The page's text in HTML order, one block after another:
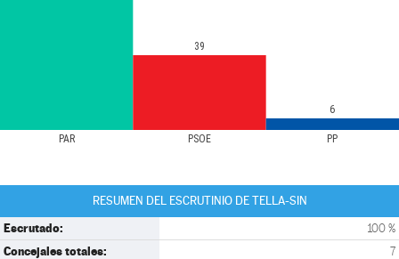
PAR PSOE PP
39
6
RESUMEN DEL ESCRUTINIO DE TELLA-SIN
Escrutado: 100 %
Concejales totales: 7